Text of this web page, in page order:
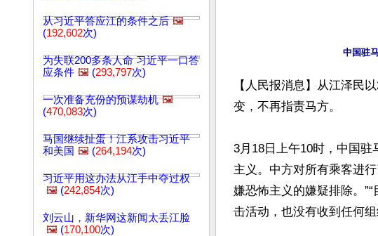
从习近平答应江的条件之后 🖼️
(192,602次)
为失联200多条人命 习近平一口答
应条件 🖼️ (293,797次)
一次准备充份的预谋劫机 🖼️
(470,083次)
马国继续扯蛋！江系攻击习近平
和美国 🖼️ (264,194次)
习近平用这办法从江手中夺过权
🖼️ (242,854次)
刘云山，新华网这新闻太丢江脸
🖼️ (170,100次)
中国驻
【人民报消息】从江泽民
变，不再指责马方。
3月18日上午10时，中国
主义。中方对所有乘客进
嫌恐怖主义的嫌疑排除。
击活动，也没有收到任何